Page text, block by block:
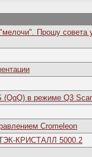
Прошу совета
(QqQ) в режиме Q3
Cromeleon
КРИСТАЛЛ 5000.2